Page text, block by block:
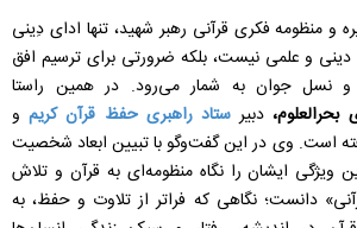
و منظومه فکری قرآنی رهبر شهید، تنها ادای دِینی
و علمی نیست، بلکه ضرورتی برای ترسیم افق
نسل جوان به شمار می‌رود. در همین راستا
دبیر ستاد راهبری حفظ قرآن کریمو
است. وی در این گفت‌وگو با تبیین ابعاد شخصیت
ویژگی ایشان را نگاه منظومه‌ای به قرآن و تلاش
دانست؛ نگاهی که فراتر از تلاوت و حفظ، به